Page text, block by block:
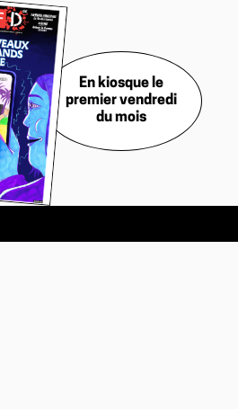
En kiosque le
premier vendredi
du mois